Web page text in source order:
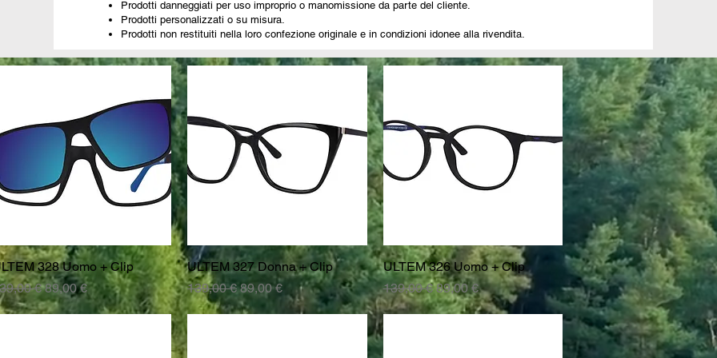
Prodotti danneggiati per uso improprio o manomissione da parte del cliente.
Prodotti personalizzati o su misura.
Prodotti non restituiti nella loro confezione originale e in condizioni idonee alla rivendita.
Vista rapida
328 Uomo + Clip
regolare
€Prezzo scontato
89,00 €
Vista rapida
ULTEM 327 Donna + Clip
Prezzo regolare
139,00 €Prezzo scontato
89,00 €
Vista rapida
ULTEM 326 Uomo + Clip
Prezzo regolare
139,00 €Prezzo scontato
89,00 €